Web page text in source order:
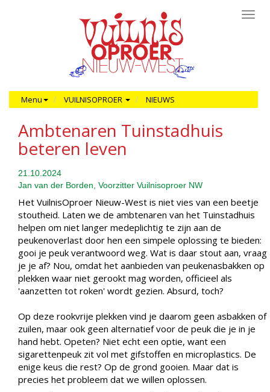
Menu VUILNISOPROER NIEUWS
Ambtenaren Tuinstadhuis
beteren leven
21.10.2024
Jan van der Borden, Voorzitter Vuilnisoproer NW
Het VuilnisOproer Nieuw-West is niet vies van een beetje
stoutheid. Laten we de ambtenaren van het Tuinstadhuis
helpen om niet langer medeplichtig te zijn aan de
peukenoverlast door hen een simpele oplossing te bieden:
gooi je peuk verantwoord weg. Wat is daar stout aan, vraag
je je af? Nou, omdat het aanbieden van peukenasbakken op
plekken waar niet gerookt mag worden, officieel als
'aanzetten tot roken' wordt gezien. Absurd, toch?
Op deze rookvrije plekken vind je daarom geen asbakken of
zuilen, maar ook geen alternatief voor de peuk die je in je
hand hebt. Opeten? Niet echt een optie, want een
sigarettenpeuk zit vol met gifstoffen en microplastics. De
enige keus die rest? Op de grond gooien. Maar dat is
precies het probleem dat we willen oplossen.